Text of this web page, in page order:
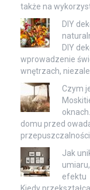
także na
DIY
DIY
wprowadzenie
wnętrzach,
Czym
domu przed
przepuszczalności
Jak
efektu
Kiedy